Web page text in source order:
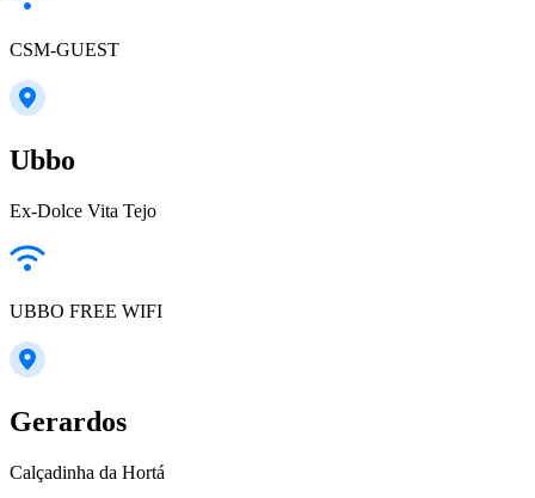
CSM-GUEST
Ubbo
Ex-Dolce Vita Tejo
UBBO FREE WIFI
Gerardos
Calçadinha da Hortá